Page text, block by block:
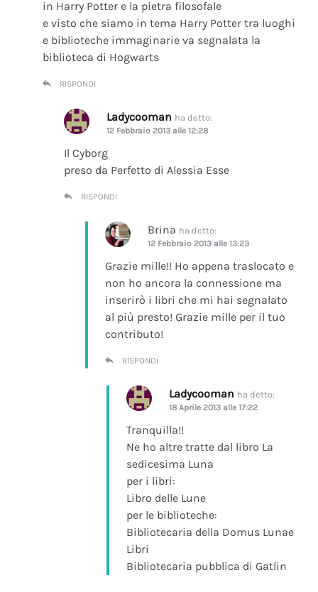
in Harry Potter e la pietra filosofale
e visto che siamo in tema Harry Potter tra luoghi
e biblioteche immaginarie va segnalata la
biblioteca di Hogwarts
RISPONDI
Ladycooman ha detto:
12 Febbraio 2013 alle 12:28
Il Cyborg
preso da Perfetto di Alessia Esse
RISPONDI
Brina ha detto:
12 Febbraio 2013 alle 13:23
Grazie mille!! Ho appena traslocato e
non ho ancora la connessione ma
inserirò i libri che mi hai segnalato
al più presto! Grazie mille per il tuo
contributo!
RISPONDI
Ladycooman ha detto:
18 Aprile 2013 alle 17:22
Tranquilla!!
Ne ho altre tratte dal libro La
sedicesima Luna
per i libri:
Libro delle Lune
per le biblioteche:
Bibliotecaria della Domus Lunae
Libri
Bibliotecaria pubblica di Gatlin